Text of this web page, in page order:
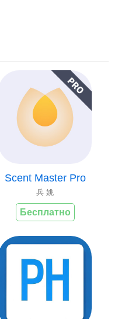
Scent Master Pro
兵 姚
Бесплатно